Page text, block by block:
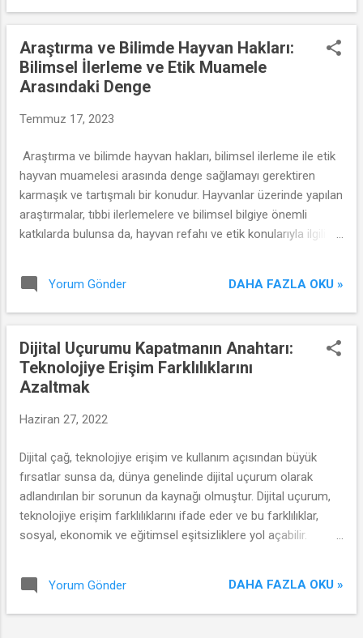
Araştırma ve Bilimde Hayvan Hakları:
Bilimsel İlerleme ve Etik Muamele
Arasındaki Denge
Temmuz 17, 2023
Araştırma ve bilimde hayvan hakları, bilimsel ilerleme ile etik
hayvan muamelesi arasında denge sağlamayı gerektiren
karmaşık ve tartışmalı bir konudur. Hayvanlar üzerinde yapılan
araştırmalar, tıbbi ilerlemelere ve bilimsel bilgiye önemli
katkılarda bulunsa da, hayvan refahı ve etik konularıyla ilgili
hayvan haklarının önemini, etik konuları ve daha insancıl
uygulamaları teşvik etme çabalarını ele almaktadır.
Yorum Gönder DAHA FAZLA OKU »
Dijital Uçurumu Kapatmanın Anahtarı:
Teknolojiye Erişim Farklılıklarını
Azaltmak
Haziran 27, 2022
Dijital çağ, teknolojiye erişim ve kullanım açısından büyük
fırsatlar sunsa da, dünya genelinde dijital uçurum olarak
adlandırılan bir sorunun da kaynağı olmuştur. Dijital uçurum,
teknolojiye erişim farklılıklarını ifade eder ve bu farklılıklar,
sosyal, ekonomik ve eğitimsel eşitsizliklere yol açabilir.
azaltmanın yollarını inceleyeceğiz.
Yorum Gönder DAHA FAZLA OKU »